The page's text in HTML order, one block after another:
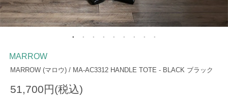
MARROW
MARROW (マロウ) / MA-AC3312 HANDLE TOTE - BLACK ブラック
51,700円(税込)